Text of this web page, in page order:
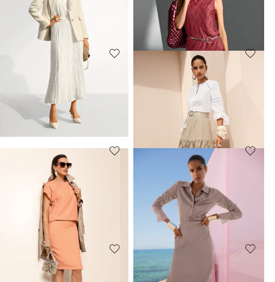
179,95 €
Meilleur prix sous 30 jours**: 139,95 €
99,95 € 179,95 €
Meilleur prix sous 30 jours**: 109,95 €
MADELEINE
139,95 €
Meilleur prix sous 30 jours**: 109,95 €
MADELEINE
Meilleur prix sous 30 jours**: 149,95 €
MADELEINE
Jupe midi ample en plissé froissé
179,95 €
Meilleur prix sous 30 jours**: 149,95 €
MADELEINE
44,95 €149,95 €
Meilleur prix sous 30 jours**: 59,95 €
MADELEINE
MADELEINE